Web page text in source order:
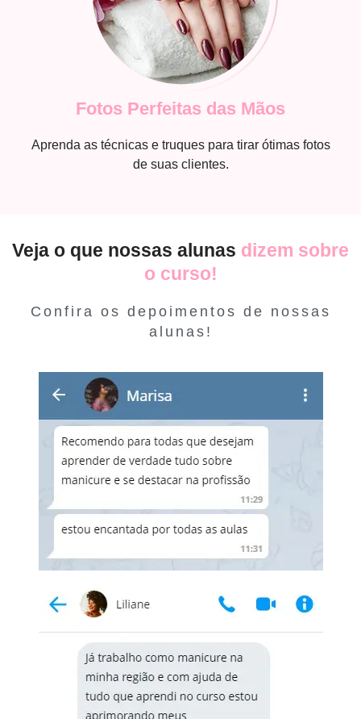
Fotos Perfeitas das Mãos
Aprenda as técnicas e truques para tirar ótimas fotos
de suas clientes.
Veja o que nossas alunas dizem sobre
o curso!
Confira os depoimentos de nossas
alunas!